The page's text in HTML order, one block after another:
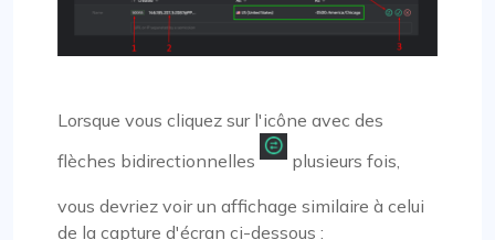
Lorsque vous cliquez sur l'icône avec des
flèches bidirectionnelles
plusieurs fois,
vous devriez voir un affichage similaire à celui
de la capture d'écran ci-dessous :